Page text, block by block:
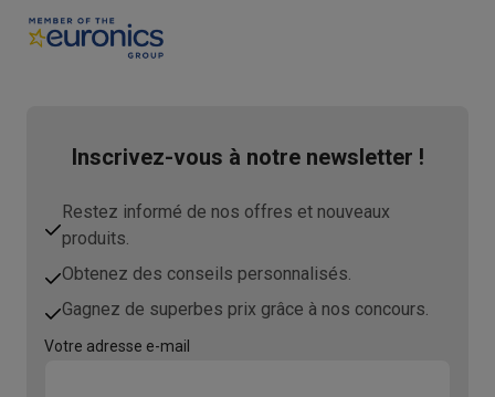
Inscrivez-vous à notre newsletter !
Restez informé de nos offres et nouveaux
produits.
Obtenez des conseils personnalisés.
Gagnez de superbes prix grâce à nos concours.
Votre adresse e-mail